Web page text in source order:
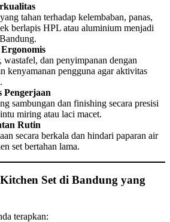
tahan terhadap kelembaban, panas,
berlapis HPL atau aluminium menjadi
dan penyimpanan dengan
kenyamanan pengguna agar aktivitas
Pengerjaan
sambungan dan finishing secara presisi
miring atau laci macet.
Rutin
secara berkala dan hindari paparan air
set bertahan lama.
Set di Bandung yang
terapkan: